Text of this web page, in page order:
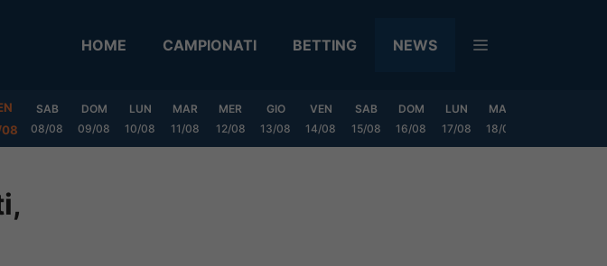
HOME CAMPIONATI BETTING NEWS
SAB
08/08
DOM
09/08
LUN
10/08
MAR
11/08
MER
12/08
GIO
13/08
VEN
14/08
SAB
15/08
DOM
16/08
LUN
17/08
MAR
18/08